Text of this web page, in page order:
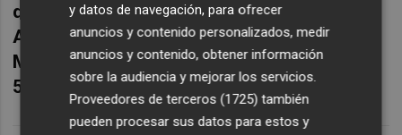
desde enero y cinco títulos conquistados -
ATP 500 de Rotterdam, Masters 1.000 de
Montecarlo y Roma, Roland Garros y ATP
500 de Queen's-.
y datos de navegación, para ofrecer
anuncios y contenido personalizados, medir
anuncios y contenido, obtener información
sobre la audiencia y mejorar los servicios.
Proveedores de terceros (1725) también
pueden procesar sus datos para estos y